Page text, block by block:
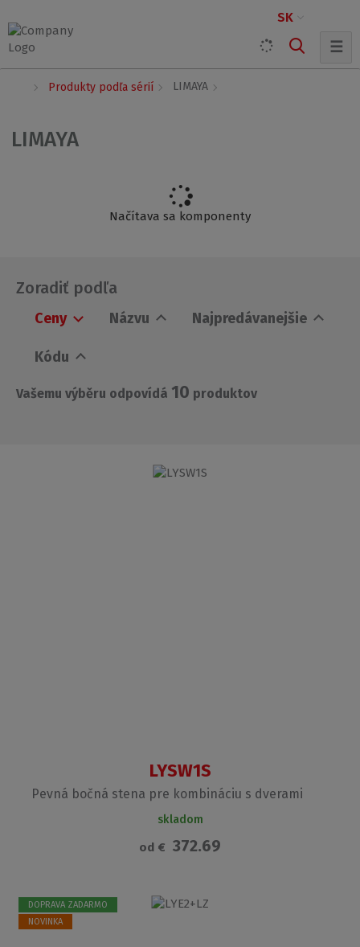
SK
☰
Ú
d
n
Produkty podľa sérií LIMAYA
LIMAYA
Načítava sa komponenty
Zoradiť podľa
Ceny Názvu Najpredávanejšie
Kódu
Vašemu výběru odpovídá 10 produktov
LYSW1S
Pevná bočná stena pre kombináciu s dverami
skladom
od € 372.69
DOPRAVA ZADARMO
NOVINKA